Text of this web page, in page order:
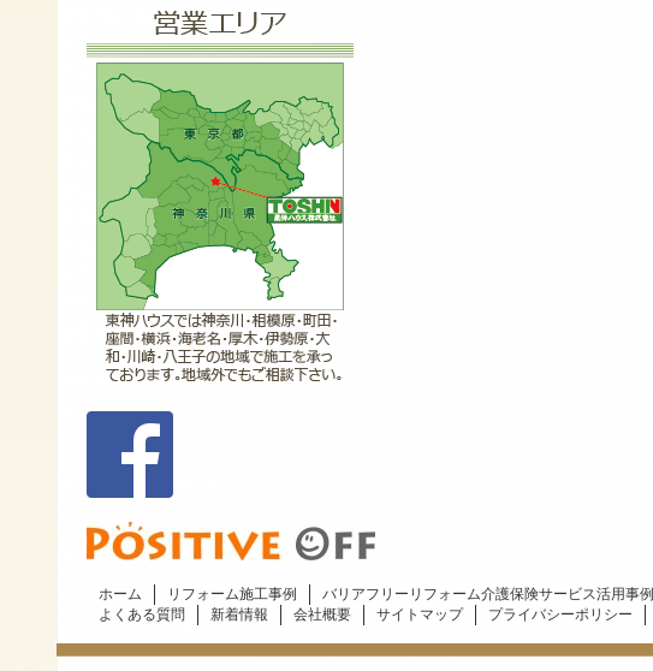
ホーム リフォーム施工事例 バリアフリーリフォーム介護保険サービス活用事例
よくある質問
新着情報 会社概要 サイトマップ プライバシーポリシー